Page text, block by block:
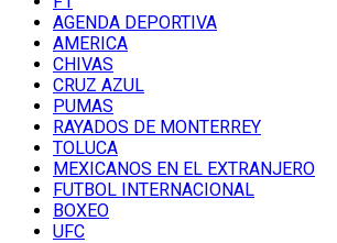
AGENDA DEPORTIVA
AMERICA
CHIVAS
CRUZ AZUL
PUMAS
RAYADOS DE MONTERREY
TOLUCA
MEXICANOS EN EL EXTRANJERO
FUTBOL INTERNACIONAL
BOXEO
UFC